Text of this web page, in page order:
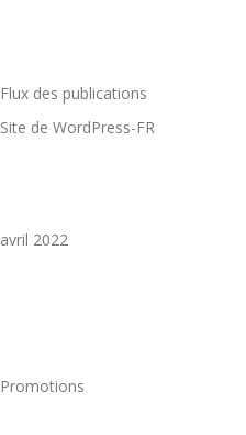
Flux des publications
Site de WordPress-FR
avril 2022
Promotions